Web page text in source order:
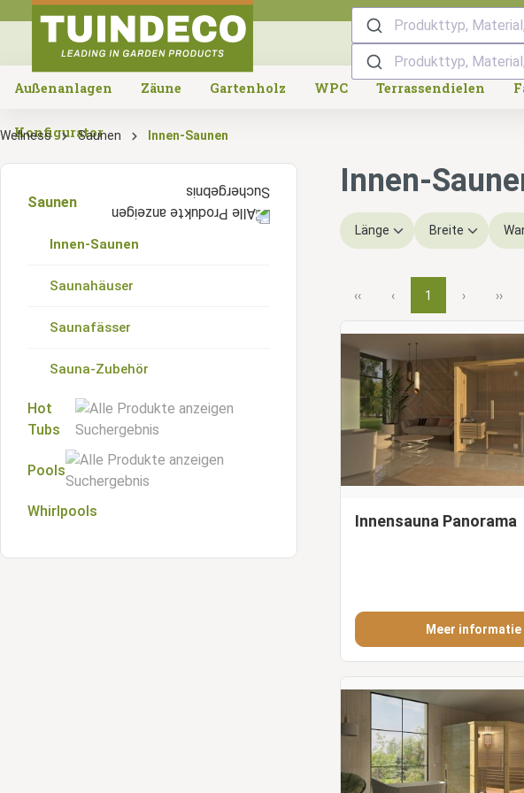
Zur Hauptnavigation springen Produkttyp, Material,
Außenanlagen Zäune Gartenholz WPC Terrassendielen
Konfigurator
Wellness Saunen Innen-Saunen
Saunen
Innen-Saunen
Saunahäuser
Saunafässer
Sauna-Zubehör
Hot
Tubs
Hot Tub-Zubehör
Pools
Schwimmbadzubehör
Whirlpools
Innen-
Länge Breite
‹‹ ‹ 1 › ››
Innensauna Panorama
Meer informatie